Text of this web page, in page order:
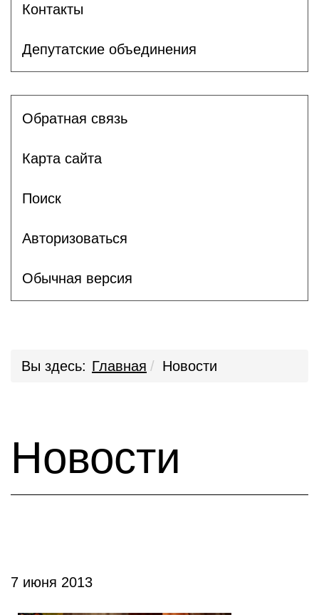
Контакты
Депутатские объединения
Обратная связь
Карта сайта
Поиск
Авторизоваться
Обычная версия
Вы здесь: Главная Новости
Новости
7 июня 2013